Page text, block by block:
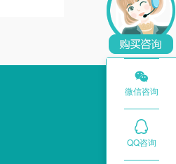

微信咨询
QQ咨询